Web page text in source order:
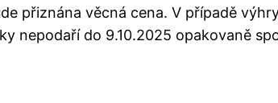
přiznána věcná cena. V případě
nepodaří do 9.10.2025 opakovaně